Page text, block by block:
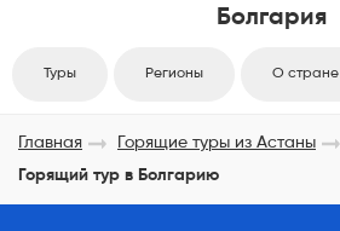
Болгария
Туры Регионы О стране
Главная
Горящие туры из Астаны
Горящий тур в Болгарию